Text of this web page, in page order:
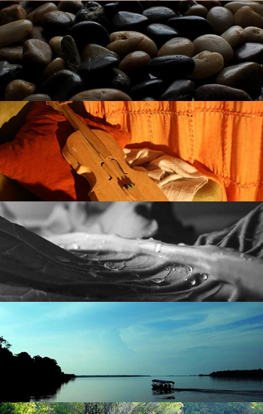
EM BREVE
O seu projeto poderia estar aqui. Entre em contato.
EM BREVE
O seu projeto poderia estar aqui. Entre em contato.
EM BREVE
O seu projeto poderia estar aqui. Entre em contato.
EM BREVE
O seu projeto poderia estar aqui. Entre em contato.